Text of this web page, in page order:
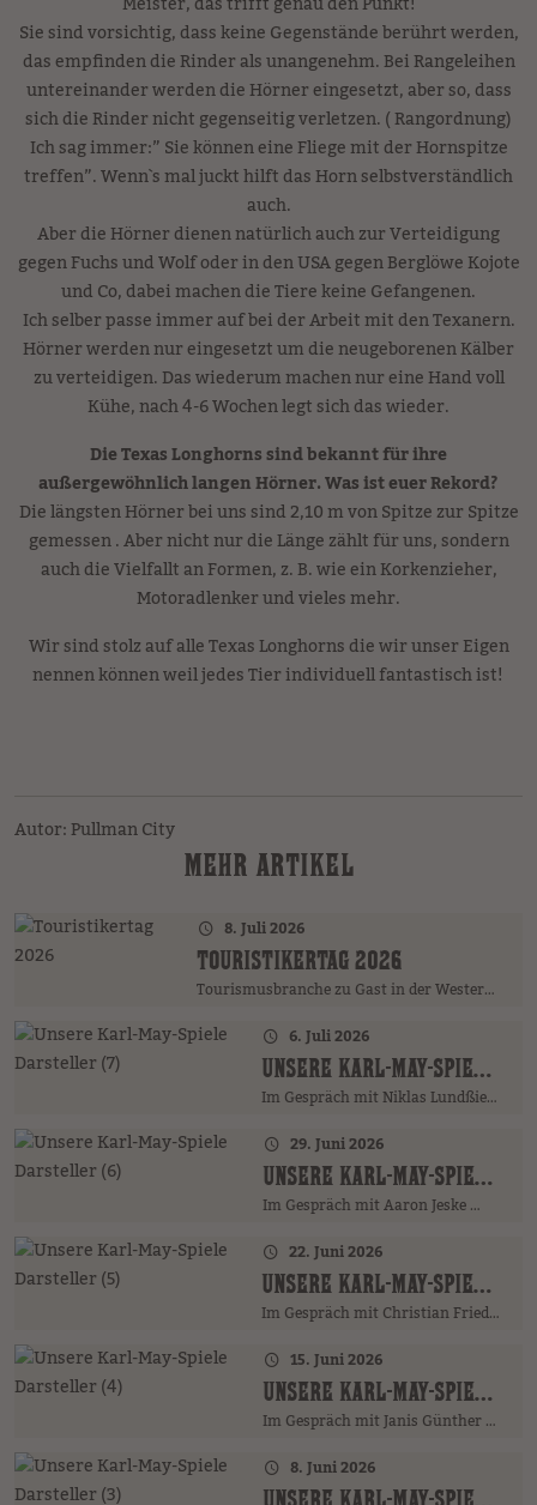
Sie sind vorsichtig, dass keine Gegenstände berührt werden,
das empfinden die Rinder als unangenehm. Bei Rangeleihen
untereinander werden die Hörner eingesetzt, aber so, dass
sich die Rinder nicht gegenseitig verletzen. ( Rangordnung)
Ich sag immer:” Sie können eine Fliege mit der Hornspitze
treffen”. Wenn`s mal juckt hilft das Horn selbstverständlich
auch.
Aber die Hörner dienen natürlich auch zur Verteidigung
gegen Fuchs und Wolf oder in den USA gegen Berglöwe Kojote
und Co, dabei machen die Tiere keine Gefangenen.
Ich selber passe immer auf bei der Arbeit mit den Texanern.
Hörner werden nur eingesetzt um die neugeborenen Kälber
zu verteidigen. Das wiederum machen nur eine Hand voll
Kühe, nach 4-6 Wochen legt sich das wieder.
Die Texas Longhorns sind bekannt für ihre
außergewöhnlich langen Hörner. Was ist euer Rekord?
Die längsten Hörner bei uns sind 2,10 m von Spitze zur Spitze
gemessen . Aber nicht nur die Länge zählt für uns, sondern
auch die Vielfallt an Formen, z. B. wie ein Korkenzieher,
Motoradlenker und vieles mehr.
Wir sind stolz auf alle Texas Longhorns die wir unser Eigen
nennen können weil jedes Tier individuell fantastisch ist!
Autor: Pullman City
MEHR ARTIKEL
8. Juli 2026
TOURISTIKERTAG 2026
Tourismusbranche zu Gast in der Westernstadt
6. Juli 2026
UNSERE KARL-MAY-SPIELE DARSTELLER (7)
Im Gespräch mit Niklas Lundßien …
29. Juni 2026
UNSERE KARL-MAY-SPIELE DARSTELLER (6)
Im Gespräch mit Aaron Jeske …
22. Juni 2026
UNSERE KARL-MAY-SPIELE DARSTELLER (5)
Im Gespräch mit Christian Friedrich …
15. Juni 2026
UNSERE KARL-MAY-SPIELE DARSTELLER (4)
Im Gespräch mit Janis Günther …
8. Juni 2026